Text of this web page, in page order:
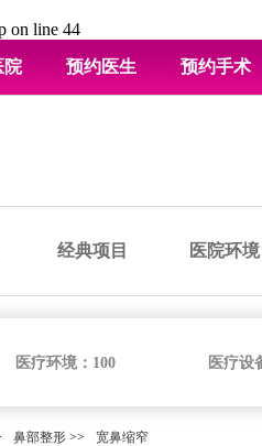
on line 44
院 预约医生 预约手术
经典项目 医院环境
医疗环境： 100 医疗设
鼻部整形 >> 宽鼻缩窄